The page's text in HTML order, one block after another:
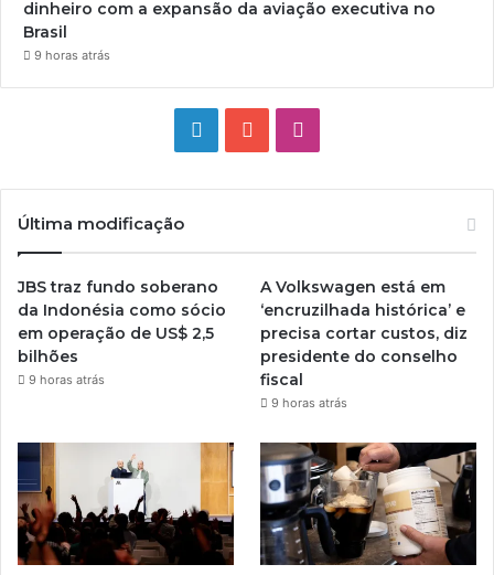
dinheiro com a expansão da aviação executiva no
Brasil
9 horas atrás
LinkedinYouTube
Última modificação
JBS traz fundo soberano
da Indonésia como sócio
em operação de US$ 2,5
bilhões
9 horas atrás
A Volkswagen está em
‘encruzilhada histórica’ e
precisa cortar custos, diz
presidente do conselho
fiscal
9 horas atrás